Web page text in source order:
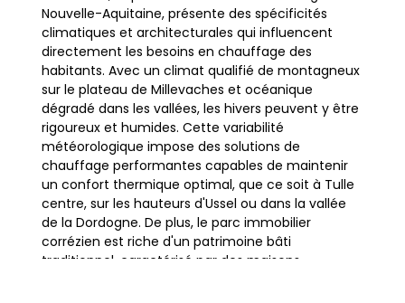
Nouvelle-Aquitaine, présente des spécificités
climatiques et architecturales qui influencent
directement les besoins en chauffage des
habitants. Avec un climat qualifié de montagneux
sur le plateau de Millevaches et océanique
dégradé dans les vallées, les hivers peuvent y être
rigoureux et humides. Cette variabilité
météorologique impose des solutions de
chauffage performantes capables de maintenir
un confort thermique optimal, que ce soit à Tulle
centre, sur les hauteurs d'Ussel ou dans la vallée
de la Dordogne. De plus, le parc immobilier
corrézien est riche d'un patrimoine bâti
traditionnel, caractérisé par des maisons